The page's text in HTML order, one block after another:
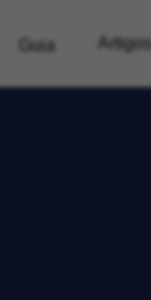
Guia Artigos